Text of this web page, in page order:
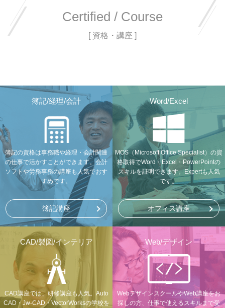
Certified / Course
[ 資格・講座 ]
簿記/経理/会計
簿記の資格は事務職や経理・会計関連
の仕事で活かすことができます。会計
ソフトや労務事務の講座も人気でおす
すめです。
簿記講座
Word/Excel
MOS（Microsoft Office Specialist）の資
格取得でWord・Excel・PowerPointの
スキルを証明できます。Expertも人気
です。
オフィス講座
CAD/製図/インテリア
CAD講座では、研修講座も人気。Auto
CAD・Jw-CAD・VectorWorksの学校を
Web/デザイン
WebデザインスクールやWeb講座をお
探しの方、仕事で使えるスキルまで受